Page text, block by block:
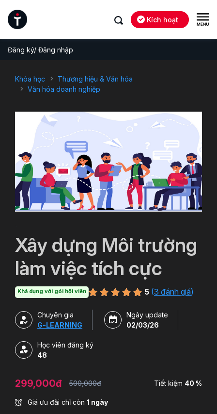
Kích hoạt
Đăng ký/ Đăng nhập
Khóa học
Thương hiệu & Văn hóa
Văn hóa doanh nghiệp
Xây dựng Môi trường
làm việc tích cực
Khả dụng với gói hội viên 5 (3 đánh giá)
Chuyên gia
G-LEARNING
Ngày update
02/03/26
Học viên đăng ký
48
299,000đ 500,000đ Tiết kiệm 40 %
Giá ưu đãi chỉ còn 1 ngày